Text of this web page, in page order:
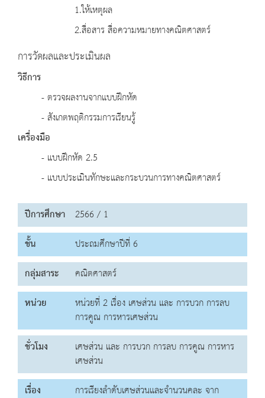
1.ให้เหตุผล
2.สื่อสาร สื่อความหมายทางคณิตศาสตร์
การวัดผลและประเมินผล
วิธีการ
- ตรวจผลงานจากแบบฝึกหัด
- สังเกตพฤติกรรมการเรียนรู้
เครื่องมือ
- แบบฝึกหัด 2.5
- แบบประเมินทักษะและกระบวนการทางคณิตศาสตร์
ปีการศึกษา 2566 / 1
ชั้น
ประถมศึกษาปีที่ 6
กลุ่มสาระ
คณิตศาสตร์
หน่วย
หน่วยที่ 2 เรื่อง เศษส่วน และ การบวก การลบ
การคูณ การหารเศษส่วน
ชั่วโมง
เศษส่วน และ การบวก การลบ การคูณ การหาร
เศษส่วน
เรื่อง
การเรียงลำดับเศษส่วนและจำนวนคละ จาก